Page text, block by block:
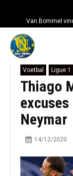
Van Bommel
Voetbal Ligue 1
Thiago
Neymar
14/12/2020